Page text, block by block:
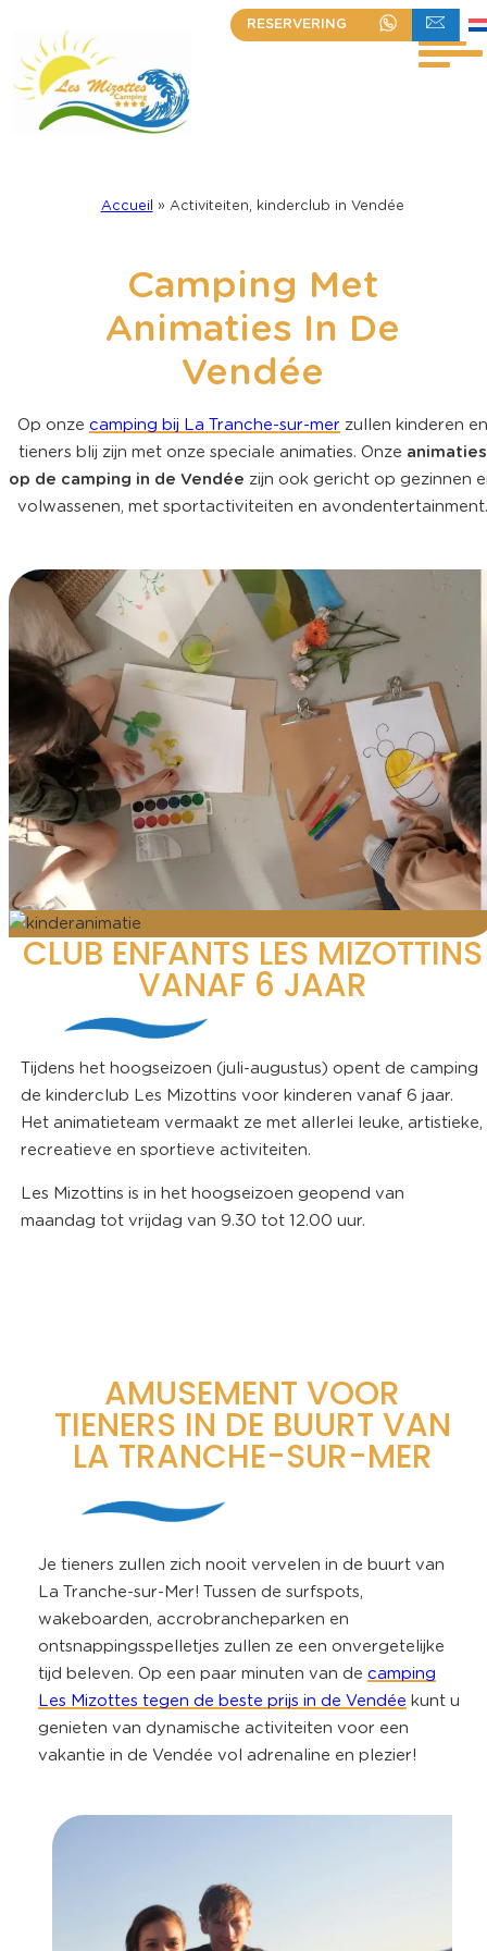
naar
de
inhoud
RESERVERING+33 (0)2 51 30 23 63
ÉCRIVEZ-
Accueil » Activiteiten, kinderclub in Vendée
Camping Met
Animaties In De
Vendée
Op onze camping bij La Tranche-sur-merzullen kinderen en
tieners blij zijn met onze speciale animaties. Onze animaties
op de camping in de Vendée zijn ook gericht op gezinnen
volwassenen, met sportactiviteiten en avondentertainment.
CLUB ENFANTS LES MIZOTTINS
VANAF 6 JAAR
Tijdens het hoogseizoen (juli-augustus) opent de camping
de kinderclub Les Mizottins voor kinderen vanaf 6 jaar.
Het animatieteam vermaakt ze met allerlei leuke, artistieke,
recreatieve en sportieve activiteiten.
Les Mizottins is in het hoogseizoen geopend van
maandag tot vrijdag van 9.30 tot 12.00 uur.
AMUSEMENT VOOR
TIENERS IN DE BUURT VAN
LA TRANCHE-SUR-MER
Je tieners zullen zich nooit vervelen in de buurt van
La Tranche-sur-Mer! Tussen de surfspots,
wakeboarden, accrobrancheparken en
ontsnappingsspelletjes zullen ze een onvergetelijke
tijd beleven. Op een paar minuten van de camping
Les Mizottes tegen de beste prijs in de Vendée kunt u
genieten van dynamische activiteiten voor een
vakantie in de Vendée vol adrenaline en plezier!